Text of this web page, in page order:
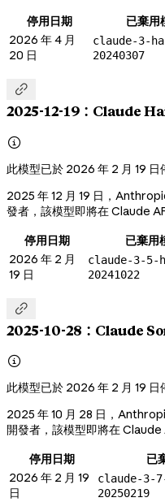
停用日期
已棄用
2026 年 4 月
20 日
claude-3-
20240307

2025-12-19：Claude

此模型已於 2026 年 2 月 19 日
2025 年 12 月 19 日，
發者，該模型即將在 Claude
停用日期
已棄用
2026 年 2 月
19 日
claude-3-5-
20241022

2025-10-28：Claude

此模型已於 2026 年 2 月 19 日
2025 年 10 月 28 日，
開發者，該模型即將在 Claude
停用日期
已
2026 年 2 月 19
日
claude-3-
20250219